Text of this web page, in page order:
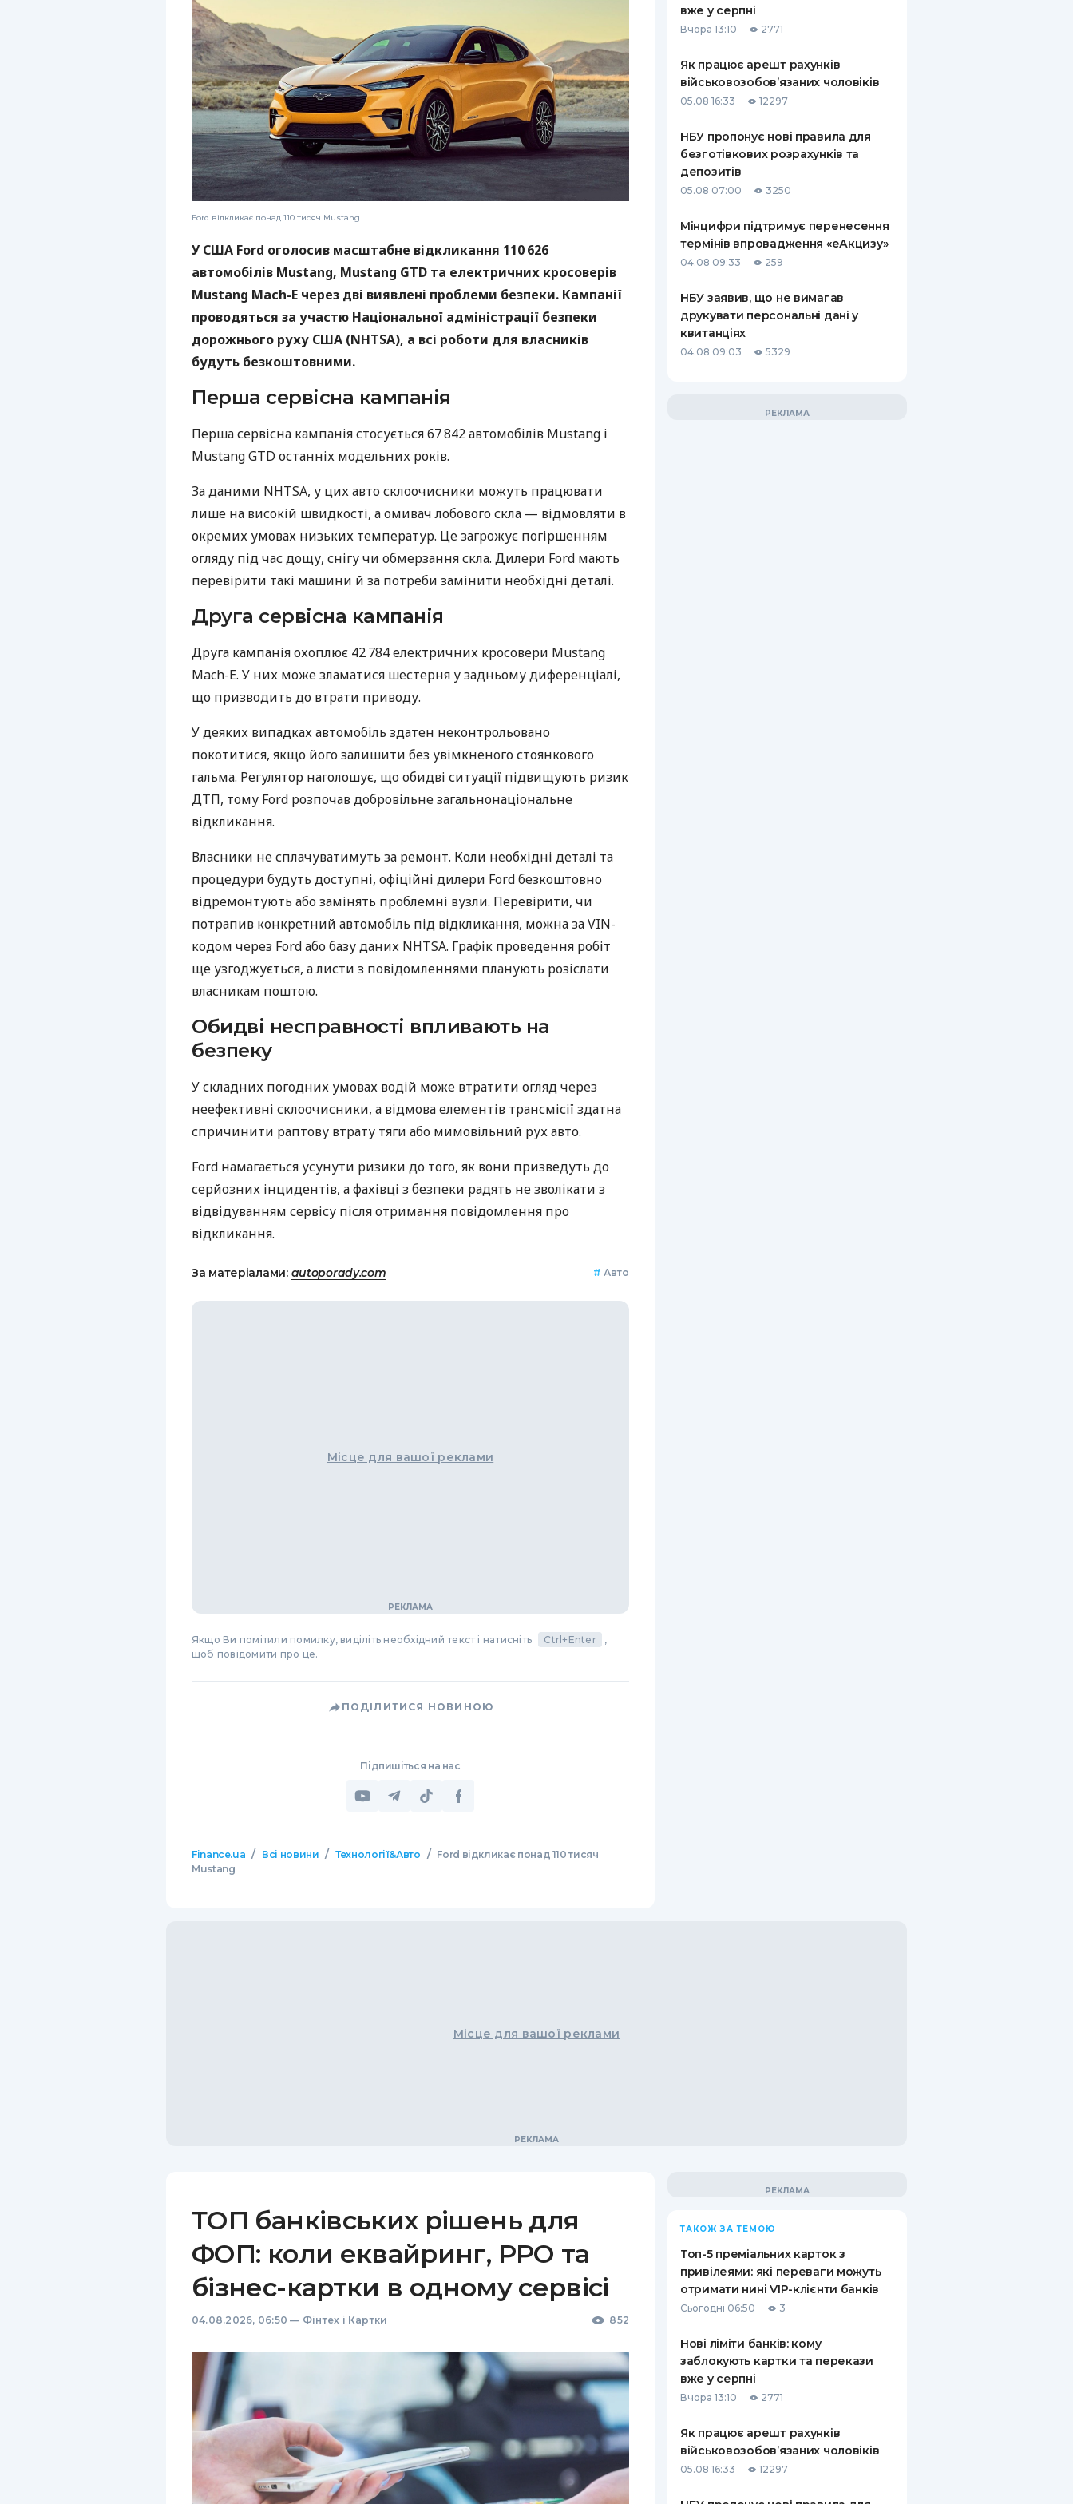
КАРТОК
ЩОМІСЯЧНИЙ ОГЛЯД
КЕШБЕКУ
ПУТІВНИКИ ПО
БАНКІВСЬКИХ КАРТКАХ
ПУТІВНИКИ ПО
ВСІ СТРАХОВІ ПОЛІСИ
СТРАХОВІ КОМПАНІЇ
ВІДГУКИ ПРО СТРАХОВІ
КОМПАНІЇ
Ford відкликає понад 110 тисяч Mustang
У США Ford оголосив масштабне відкликання 110 626
автомобілів Mustang, Mustang GTD та електричних кросоверів
Mustang Mach-E через дві виявлені проблеми безпеки. Кампанії
проводяться за участю Національної адміністрації безпеки
дорожнього руху США (NHTSA), а всі роботи для власників
будуть безкоштовними.
Перша сервісна кампанія
Перша сервісна кампанія стосується 67 842 автомобілів Mustang і
Mustang GTD останніх модельних років.
За даними NHTSA, у цих авто склоочисники можуть працювати
лише на високій швидкості, а омивач лобового скла — відмовляти в
окремих умовах низьких температур. Це загрожує погіршенням
огляду під час дощу, снігу чи обмерзання скла. Дилери Ford мають
перевірити такі машини й за потреби замінити необхідні деталі.
Друга сервісна кампанія
Друга кампанія охоплює 42 784 електричних кросовери Mustang
Mach-E. У них може зламатися шестерня у задньому диференціалі,
що призводить до втрати приводу.
У деяких випадках автомобіль здатен неконтрольовано
покотитися, якщо його залишити без увімкненого стоянкового
гальма. Регулятор наголошує, що обидві ситуації підвищують ризик
ДТП, тому Ford розпочав добровільне загальнонаціональне
відкликання.
Власники не сплачуватимуть за ремонт. Коли необхідні деталі та
процедури будуть доступні, офіційні дилери Ford безкоштовно
відремонтують або замінять проблемні вузли. Перевірити, чи
потрапив конкретний автомобіль під відкликання, можна за VIN-
кодом через Ford або базу даних NHTSA. Графік проведення робіт
ще узгоджується, а листи з повідомленнями планують розіслати
власникам поштою.
Обидві несправності впливають на
безпеку
У складних погодних умовах водій може втратити огляд через
неефективні склоочисники, а відмова елементів трансмісії здатна
спричинити раптову втрату тяги або мимовільний рух авто.
Ford намагається усунути ризики до того, як вони призведуть до
серйозних інцидентів, а фахівці з безпеки радять не зволікати з
відвідуванням сервісу після отримання повідомлення про
відкликання.
За матеріалами: autoporady.com # Авто
Місце для вашої реклами
Якщо Ви помітили помилку, виділіть необхідний текст і натисніть Ctrl+Enter
,
щоб повідомити про це.
ПОДІЛИТИСЯ НОВИНОЮ
Підпишіться на нас
Finance.ua / Всі новини / Технології&Авто / Ford відкликає понад 110 тисяч
Mustang
вже у серпні
Вчора 13:10 2771
Як працює арешт рахунків
військовозобов’язаних чоловіків
05.08 16:33 12297
НБУ пропонує нові правила для
безготівкових розрахунків та
депозитів
05.08 07:00 3250
Мінцифри підтримує перенесення
термінів впровадження «еАкцизу»
04.08 09:33 259
НБУ заявив, що не вимагав
друкувати персональні дані у
квитанціях
04.08 09:03 5329
Місце для вашої реклами
ТОП банківських рішень для
ФОП: коли еквайринг, РРО та
бізнес-картки в одному сервісі
04.08.2026, 06:50 — Фінтех і Картки 852
ТАКОЖ ЗА ТЕМОЮ
Топ-5 преміальних карток з
привілеями: які переваги можуть
отримати нині VIP-клієнти банків
Сьогодні 06:50 3
Нові ліміти банків: кому
заблокують картки та перекази
вже у серпні
Вчора 13:10 2771
Як працює арешт рахунків
військовозобов’язаних чоловіків
05.08 16:33 12297